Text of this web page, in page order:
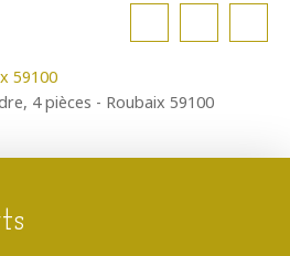
59100
4 pièces - Roubaix 59100